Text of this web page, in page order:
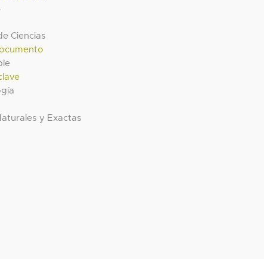
Ciencias
y Exactas